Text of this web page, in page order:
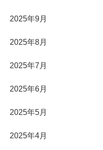
2025年9月
2025年8月
2025年7月
2025年6月
2025年5月
2025年4月